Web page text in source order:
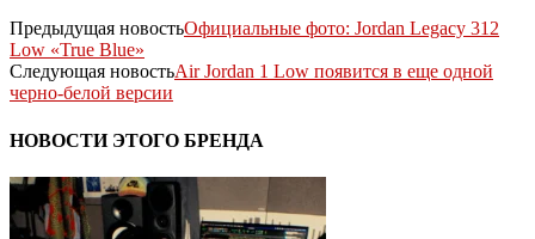
Предыдущая новостьОфициальные фото: Jordan Legacy 312
Low «True Blue»
Следующая новостьAir Jordan 1 Low появится в еще одной
черно-белой версии
НОВОСТИ ЭТОГО БРЕНДА